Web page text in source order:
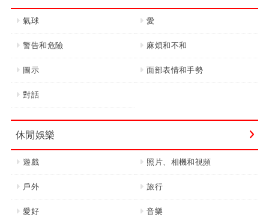
氣球 愛
警告和危險 麻煩和不和
圖示 面部表情和手勢
對話
休閒娛樂
遊戲 照片、相機和視頻
戶外 旅行
愛好 音樂